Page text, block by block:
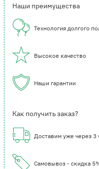
Наши преимущества
Технология долгого
Высокое качество
Наши гарантии
Как получить заказ?
Доставим уже через 3
Самовывоз - скидка